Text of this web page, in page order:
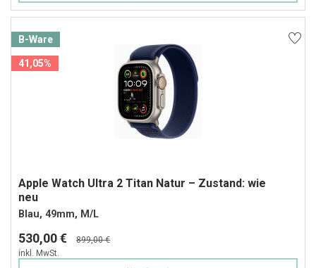
B-Ware
41,05%
Apple Watch Ultra 2 Titan Natur – Zustand: wie
neu
Blau, 49mm, M/L
530,00 €
899,00 €
inkl. MwSt.